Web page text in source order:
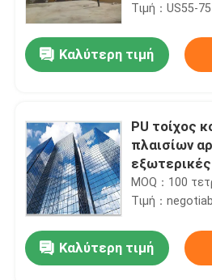
Σπίτι
Προϊόντα
Περίπου εμείς
Τιμή：US55-
Καλύτερη τιμή
PU τοίχος
πλαισίων
εξωτερικές
1.5mm
MOQ：100
Τιμή：
Καλύτερη τιμή